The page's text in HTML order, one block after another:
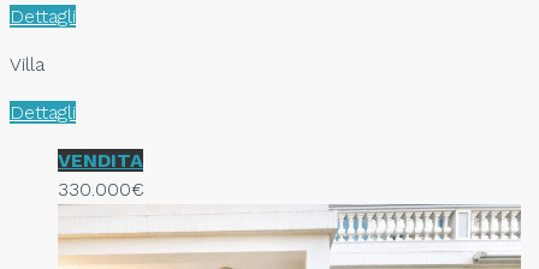
Dettagli
Villa
Dettagli
VENDITA
330.000€